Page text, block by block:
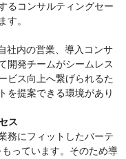
るコンサルティングセー
す。
社内の営業、導入コンサ
開発チームがシームレス
ビス向上へ繋げられるた
を提案できる環境があり
ス
務にフィットしたバーテ
っています。そのため導